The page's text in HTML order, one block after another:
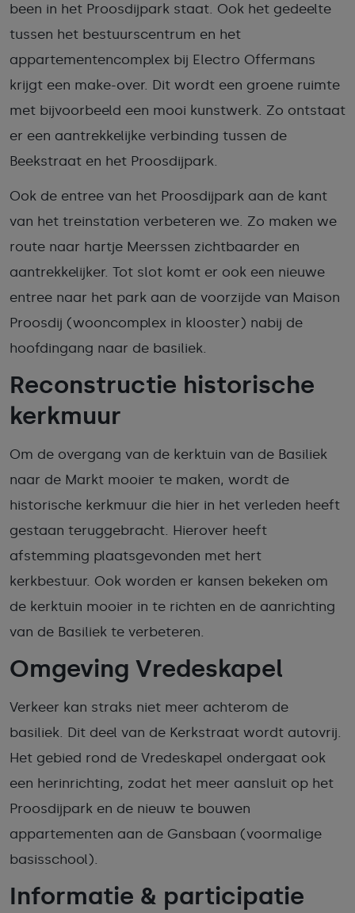
been in het Proosdijpark staat. Ook het gedeelte
tussen het bestuurscentrum en het
appartementencomplex bij Electro Offermans
krijgt een make-over. Dit wordt een groene ruimte
met bijvoorbeeld een mooi kunstwerk. Zo ontstaat
er een aantrekkelijke verbinding tussen de
Beekstraat en het Proosdijpark.
Ook de entree van het Proosdijpark aan de kant
van het treinstation verbeteren we. Zo maken we
route naar hartje Meerssen zichtbaarder en
aantrekkelijker. Tot slot komt er ook een nieuwe
entree naar het park aan de voorzijde van Maison
Proosdij (wooncomplex in klooster) nabij de
hoofdingang naar de basiliek.
Reconstructie historische
kerkmuur
Om de overgang van de kerktuin van de Basiliek
naar de Markt mooier te maken, wordt de
historische kerkmuur die hier in het verleden heeft
gestaan teruggebracht. Hierover heeft
afstemming plaatsgevonden met hert
kerkbestuur. Ook worden er kansen bekeken om
de kerktuin mooier in te richten en de aanrichting
van de Basiliek te verbeteren.
Omgeving Vredeskapel
Verkeer kan straks niet meer achterom de
basiliek. Dit deel van de Kerkstraat wordt autovrij.
Het gebied rond de Vredeskapel ondergaat ook
een herinrichting, zodat het meer aansluit op het
Proosdijpark en de nieuw te bouwen
appartementen aan de Gansbaan (voormalige
basisschool).
Informatie & participatie